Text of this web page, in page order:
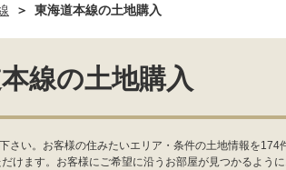
土地 事業投資用
東海道本線の土地購入
線の土地購入
い。お客様の住みたいエリア・条件の土地情報を
ます。お客様にご希望に沿うお部屋が見つかるよう